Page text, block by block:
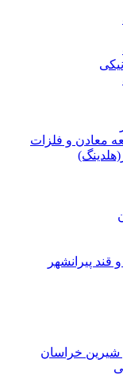
معادن و فلزات
قند پیرانشهر
خراسان